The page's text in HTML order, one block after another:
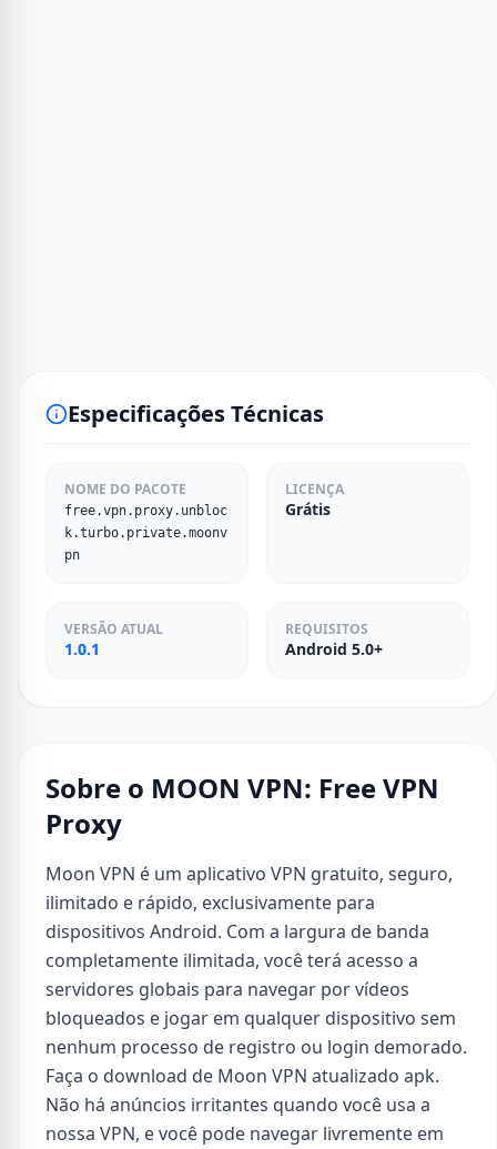
Especificações Técnicas
NOME DO PACOTE
free.vpn.proxy.unbloc
k.turbo.private.moonv
pn
LICENÇA
Grátis
VERSÃO ATUAL
1.0.1
REQUISITOS
Android 5.0+
Sobre o MOON VPN: Free VPN
Proxy
Moon VPN é um aplicativo VPN gratuito, seguro,
ilimitado e rápido, exclusivamente para
dispositivos Android. Com a largura de banda
completamente ilimitada, você terá acesso a
servidores globais para navegar por vídeos
bloqueados e jogar em qualquer dispositivo sem
nenhum processo de registro ou login demorado.
Faça o download de Moon VPN atualizado apk.
Não há anúncios irritantes quando você usa a
nossa VPN, e você pode navegar livremente em